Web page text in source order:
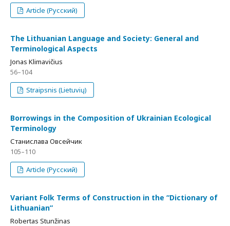
Article (Русский)
The Lithuanian Language and Society: General and
Terminological Aspects
Jonas Klimavičius
56–104
Straipsnis (Lietuvių)
Borrowings in the Composition of Ukrainian Ecological
Terminology
Станислава Овсейчик
105–110
Article (Русский)
Variant Folk Terms of Construction in the “Dictionary of
Lithuanian”
Robertas Stunžinas